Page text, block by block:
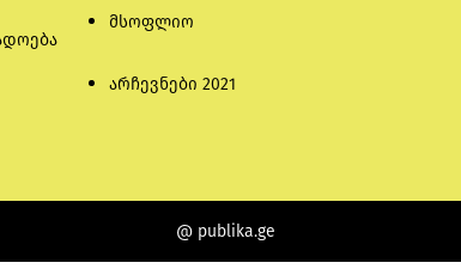
მსოფლიო
არჩევნები 2021
@ publika.ge